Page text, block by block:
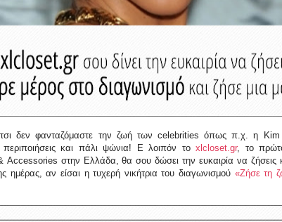
δεν φανταζόμαστε την ζωή των celebrities όπως π.χ. η Kim
περιποιήσεις και πάλι ψώνια! Ε λοιπόν το xlcloset.gr, το
Accessories στην Ελλάδα, θα σου δώσει την ευκαιρία να ζήσεις
ημέρας, αν είσαι η τυχερή νικήτρια του διαγωνισμού «Ζήσε τη